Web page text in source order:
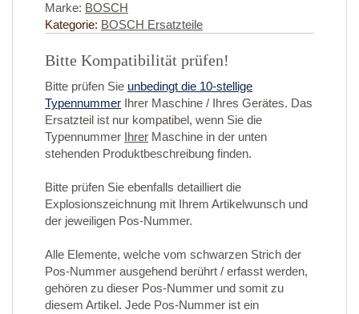
Marke: BOSCH
Kategorie: BOSCH Ersatzteile
Bitte Kompatibilität prüfen!
Bitte prüfen Sie unbedingt die 10-stellige
Typennummer Ihrer Maschine / Ihres Gerätes. Das
Ersatzteil ist nur kompatibel, wenn Sie die
Typennummer Ihrer Maschine in der unten
stehenden Produktbeschreibung finden.
Bitte prüfen Sie ebenfalls detailliert die
Explosionszeichnung mit Ihrem Artikelwunsch und
der jeweiligen Pos-Nummer.
Alle Elemente, welche vom schwarzen Strich der
Pos-Nummer ausgehend berührt / erfasst werden,
gehören zu dieser Pos-Nummer und somit zu
diesem Artikel. Jede Pos-Nummer ist ein